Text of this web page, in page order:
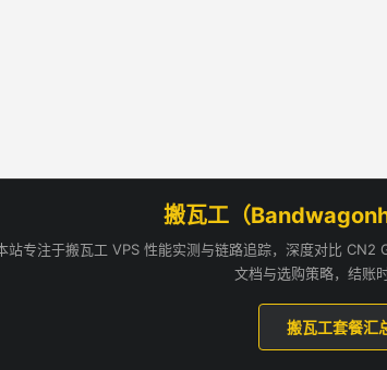
搬瓦工（
站专注于搬瓦工 VPS 性能实测与链路追踪，深度对比
文档与选购策略，结账
搬瓦工套餐汇